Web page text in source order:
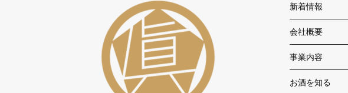
新着情報
会社概要
事業内容
お酒を知る